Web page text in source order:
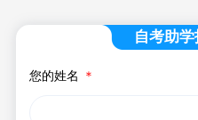
自考助
您的姓名 ＊